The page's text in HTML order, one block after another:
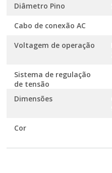
Diâmetro Pino
Cabo de conexão AC
Voltagem de operação
Sistema de regulação
de tensão
Dimensões
Cor